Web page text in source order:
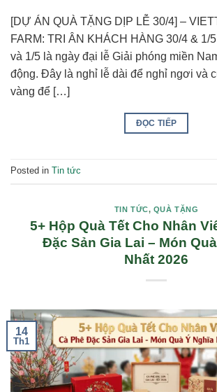
[DỰ ÁN QUÀ TẶNG DỊP LỄ 30/4] –
FARM: TRI ÂN KHÁCH HÀNG 30/4 &
và 1/5 là ngày đại lễ Giải phóng miền
động. Đây là nghỉ lễ dài để nghỉ ngơi và
vàng để […]
ĐỌC TIẾP
Posted in Tin tức
TIN TỨC, QUÀ TẶNG
5+ Hộp Quà Tết Cho Nhân
Đặc Sản Gia Lai – Món
Nhất 2026
14
Th1